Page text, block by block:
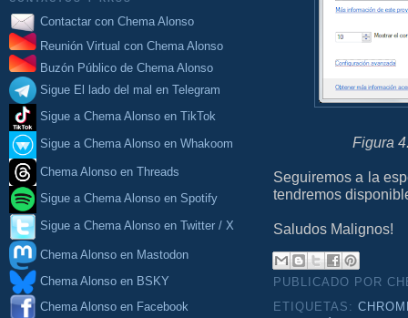
Contactar con Chema Alonso
Reunión Virtual con Chema Alonso
Buzón Público de Chema Alonso
Sigue El lado del mal en Telegram
Sigue a Chema Alonso en TikTok
Sigue a Chema Alonso en Whakoom
Chema Alonso en Threads
Sigue a Chema Alonso en Spotify
Sigue a Chema Alonso en Twitter / X
Chema Alonso en Mastodon
Chema Alonso en BSKY
Chema Alonso en Facebook
Figura
Seguiremos a la
tendremos
Saludos Malignos!
PUBLICADO POR
ETIQUETAS: